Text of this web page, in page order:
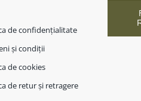
de confidențialitate
și condiții
de cookies
de retur și retragere